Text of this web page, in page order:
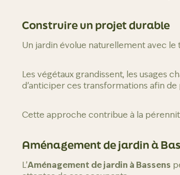
Construire un projet durable
Un jardin évolue naturellement avec le
Les végétaux grandissent, les usages
d’anticiper ces transformations afin
Cette approche contribue à la
Aménagement de jardin à
L’Aménagement de jardin à Bassens